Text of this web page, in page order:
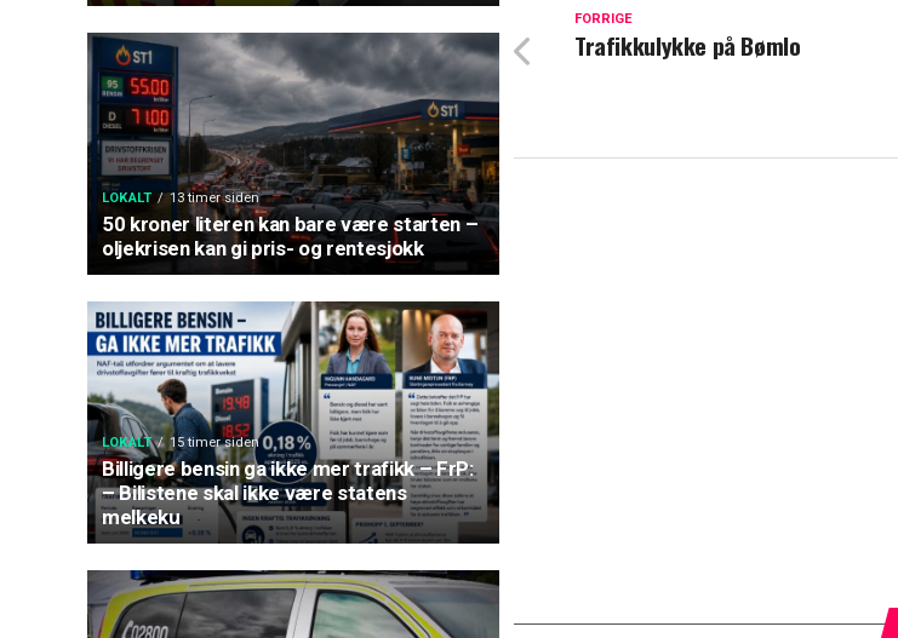
LOKALT 13 timer siden
50 kroner literen kan bare være starten –
oljekrisen kan gi pris- og rentesjokk
LOKALT 15 timer siden
Billigere bensin ga ikke mer trafikk – FrP:
– Bilistene skal ikke være statens
melkeku
FORRIGE
Trafikkulykke på Bømlo